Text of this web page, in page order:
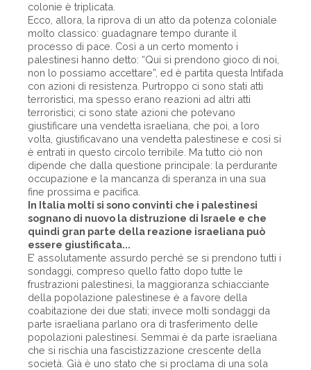
colonie è triplicata.
Ecco, allora, la riprova di un atto da potenza coloniale
molto classico: guadagnare tempo durante il
processo di pace. Così a un certo momento i
palestinesi hanno detto: “Qui si prendono gioco di noi,
non lo possiamo accettare”, ed è partita questa Intifada
con azioni di resistenza. Purtroppo ci sono stati atti
terroristici, ma spesso erano reazioni ad altri atti
terroristici; ci sono state azioni che potevano
giustificare una vendetta israeliana, che poi, a loro
volta, giustificavano una vendetta palestinese e così si
è entrati in questo circolo terribile. Ma tutto ciò non
dipende che dalla questione principale: la perdurante
occupazione e la mancanza di speranza in una sua
fine prossima e pacifica.
In Italia molti si sono convinti che i palestinesi
sognano di nuovo la distruzione di Israele e che
quindi gran parte della reazione israeliana può
essere giustificata...
E’ assolutamente assurdo perché se si prendono tutti i
sondaggi, compreso quello fatto dopo tutte le
frustrazioni palestinesi, la maggioranza schiacciante
della popolazione palestinese è a favore della
coabitazione dei due stati; invece molti sondaggi da
parte israeliana parlano ora di trasferimento delle
popolazioni palestinesi. Semmai è da parte israeliana
che si rischia una fascistizzazione crescente della
società. Già è uno stato che si proclama di una sola